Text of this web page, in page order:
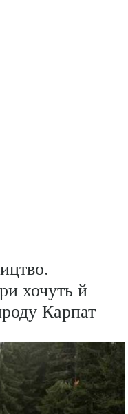
хочуть й
Карпат